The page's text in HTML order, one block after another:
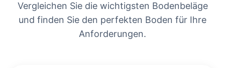
Vergleichen Sie die wichtigsten Bodenbeläge
und finden Sie den perfekten Boden für Ihre
Anforderungen.